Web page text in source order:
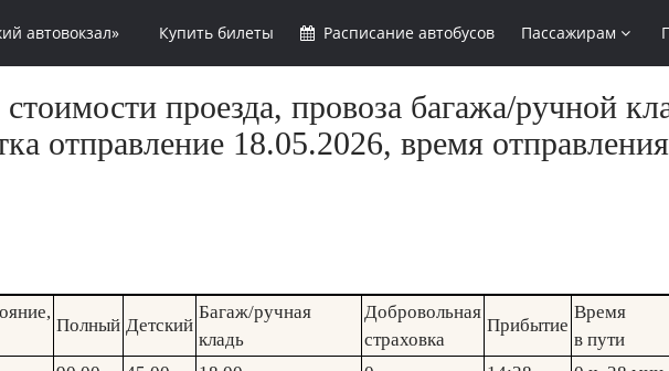
автовокзал» Купить билеты Расписание автобусов Пассажирам
проезда, провоза багажа/ручной
отправление 18.05.2026, время
Полный Детский
Багаж/ручная
кладь
Добровольная
страховка
Прибытие
Время
в пути